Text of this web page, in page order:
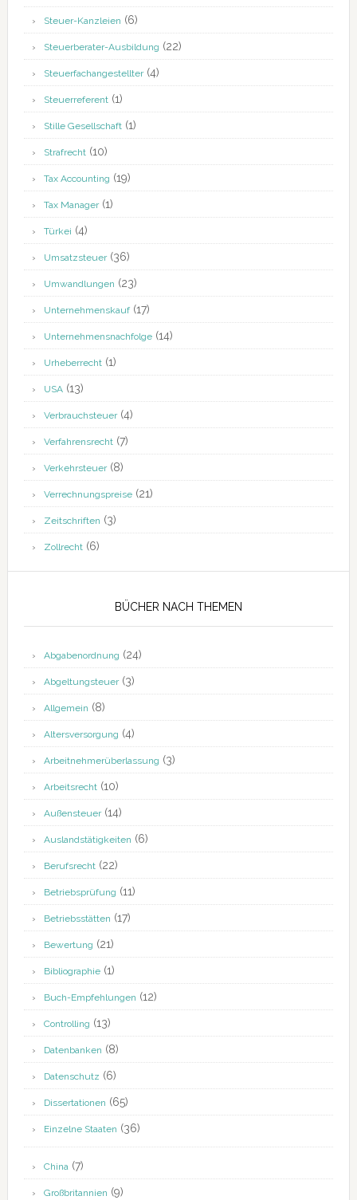
Steuer-Kanzleien (6)
Steuerberater-Ausbildung (22)
Steuerfachangestellter(4)
Steuerreferent(1)
Stille Gesellschaft(1)
Strafrecht(10)
Tax Accounting (19)
Tax Manager(1)
Türkei (4)
Umsatzsteuer(36)
Umwandlungen (23)
Unternehmenskauf(17)
Unternehmensnachfolge(14)
Urheberrecht(1)
USA(13)
Verbrauchsteuer(4)
Verfahrensrecht(7)
Verkehrsteuer(8)
Verrechnungspreise(21)
Zeitschriften (3)
Zollrecht(6)
BÜCHER NACH THEMEN
Abgabenordnung (24)
Abgeltungsteuer(3)
Allgemein (8)
Altersversorgung (4)
Arbeitnehmerüberlassung (3)
Arbeitsrecht(10)
Außensteuer(14)
Auslandstätigkeiten (6)
Berufsrecht(22)
Betriebsprüfung (11)
Betriebsstätten (17)
Bewertung (21)
Bibliographie(1)
Buch-Empfehlungen (12)
Controlling (13)
Datenbanken (8)
Datenschutz (6)
Dissertationen (65)
Einzelne Staaten (36)
China(7)
Großbritannien (9)